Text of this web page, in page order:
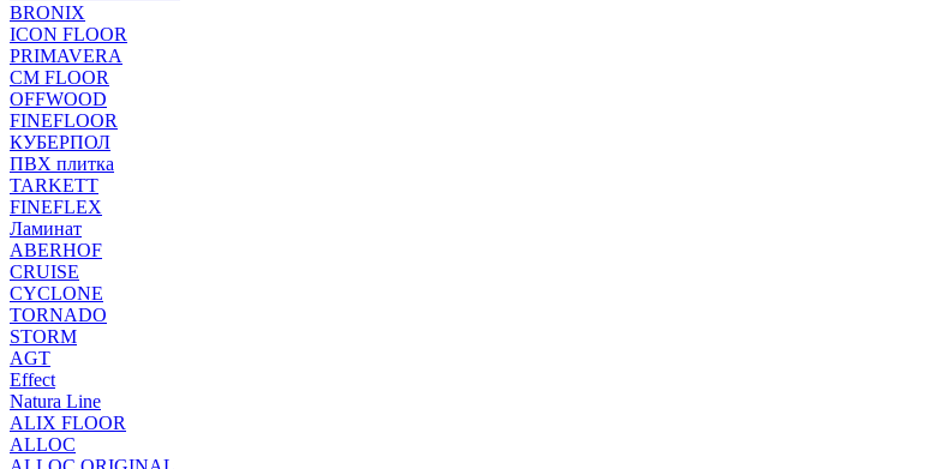
BRONIX
ICON FLOOR
PRIMAVERA
CM FLOOR
OFFWOOD
FINEFLOOR
КУБЕРПОЛ
ПВХ плитка
TARKETT
FINEFLEX
Ламинат
ABERHOF
CRUISE
CYCLONE
TORNADO
STORM
AGT
Effect
Natura Line
ALIX FLOOR
ALLOC